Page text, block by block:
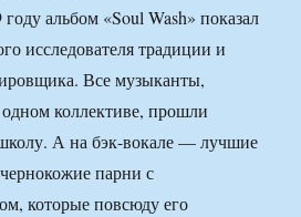
альбом «Soul Wash» показал
исследователя традиции и
Все музыканты,
коллективе, прошли
А на бэк-вокале — лучшие
парни с
которые повсюду его